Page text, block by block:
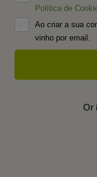
Política de
Ao criar a sua
vinho por email.
Or